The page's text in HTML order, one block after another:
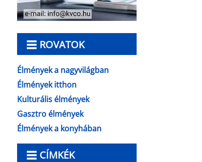
ROVATOK
Élmények a nagyvilágban
Élmények itthon
Kulturális élmények
Gasztro élmények
Élmények a konyhában
CÍMKÉK